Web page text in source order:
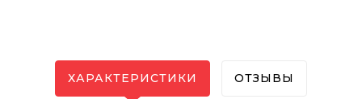
ХАРАКТЕРИСТИКИ ОТЗЫВЫ